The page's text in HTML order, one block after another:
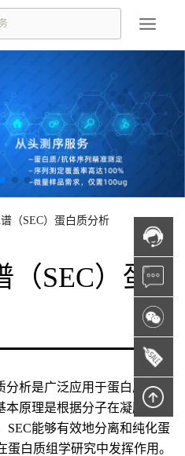
（SEC）蛋白质分析
（SEC）蛋
析是广泛应用于蛋白质组学
原理是根据分子在凝胶过滤
SEC能够有效地分离和纯化蛋
白质组学研究中发挥作用。